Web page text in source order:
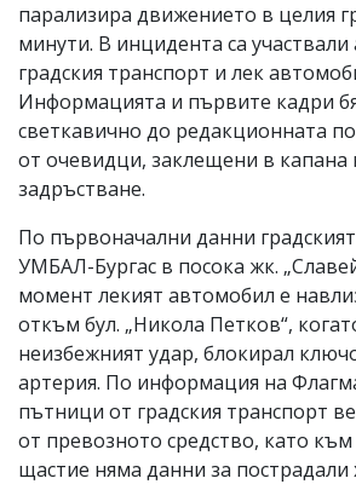
коментар,
моля
сигнализирайте
ни!
парализира движението в целия
минути. В инцидента са участвали
градския транспорт и лек
Информацията и първите кадри
светкавично до редакционната
от очевидци, заклещени в капана
задръстване.
По първоначални данни
УМБАЛ-Бургас в посока жк.
момент лекият автомобил е
откъм бул. „Никола Петков“,
неизбежният удар, блокирал
артерия. По информация на
пътници от градския транспорт
от превозното средство, като
щастие няма данни за пострадали